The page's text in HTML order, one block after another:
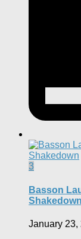
3
Basson
Shakedown
January 23,